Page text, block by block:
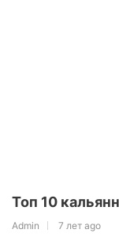
Топ 10
Admin 7 лет ago